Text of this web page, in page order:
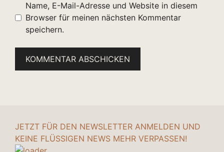
Name, E-Mail-Adresse und Website in diesem
Browser für meinen nächsten Kommentar
speichern.
JETZT FÜR DEN NEWSLETTER ANMELDEN UND
KEINE FLÜSSIGEN NEWS MEHR VERPASSEN!